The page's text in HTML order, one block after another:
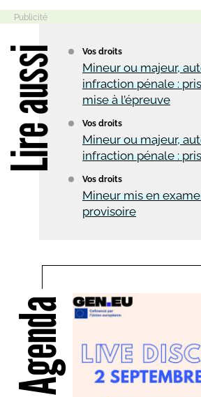
Vos droits
Mineur ou majeur,
infraction pénale :
mise à l’épreuve
Vos droits
Mineur ou majeur,
infraction pénale :
Vos droits
Mineur mis en
provisoire
Agenda